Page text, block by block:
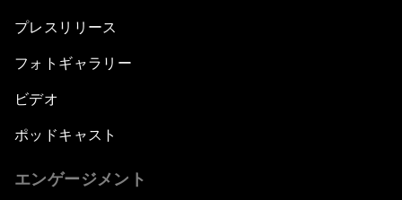
プレスリリース
フォトギャラリー
ビデオ
ポッドキャスト
エンゲージメント